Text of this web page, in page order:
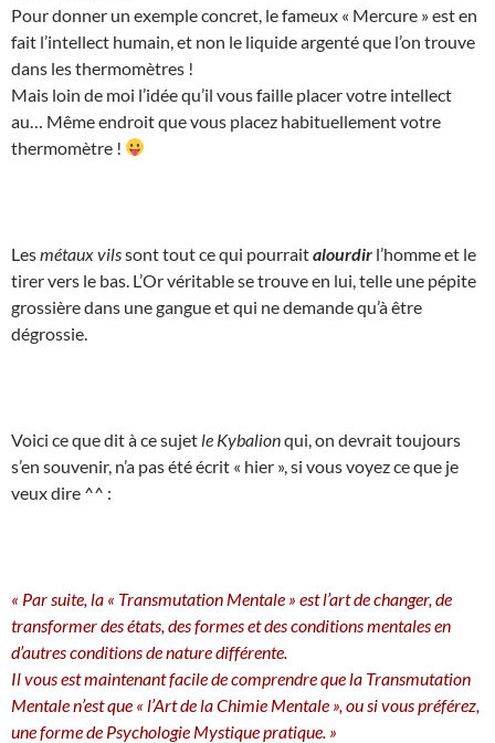
Pour donner un exemple concret, le fameux « Mercure » est en
fait l’intellect humain, et non le liquide argenté que l’on trouve
dans les thermomètres !
Mais loin de moi l’idée qu’il vous faille placer votre intellect
au… Même endroit que vous placez habituellement votre
thermomètre !
Lesmétaux vilssont tout ce qui pourraitalourdir l’homme et le
tirer vers le bas. L’Or véritable se trouve en lui, telle une pépite
grossière dans une gangue et qui ne demande qu’à être
dégrossie.
Voici ce que dit à ce sujet le Kybalionqui, on devrait toujours
s’en souvenir, n’a pas été écrit « hier », si vous voyez ce que je
veux dire ^^ :
« Par suite, la « Transmutation Mentale » est l’art de changer, de
transformer des états, des formes et des conditions mentales en
d’autres conditions de nature différente.
Il vous est maintenant facile de comprendre que la Transmutation
Mentale n’est que « l’Art de la Chimie Mentale », ou si vous préférez,
une forme de Psychologie Mystique pratique. »